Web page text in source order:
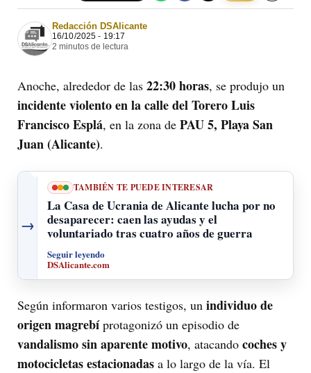
Redacción DSAlicante
16/10/2025 - 19:17
2 minutos de lectura
Anoche, alrededor de las 22:30 horas, se produjo un
incidente violento en la calle del Torero Luis
Francisco Esplá, en la zona de PAU 5, Playa San
Juan (Alicante).
→
TAMBIÉN TE PUEDE INTERESAR
La Casa de Ucrania de Alicante lucha por no
desaparecer: caen las ayudas y el
voluntariado tras cuatro años de guerra
Seguir leyendo
DSAlicante.com
Según informaron varios testigos, un individuo de
origen magrebíprotagonizó un episodio de
vandalismo sin aparente motivo, atacando coches y
motocicletas estacionadas a lo largo de la vía. El